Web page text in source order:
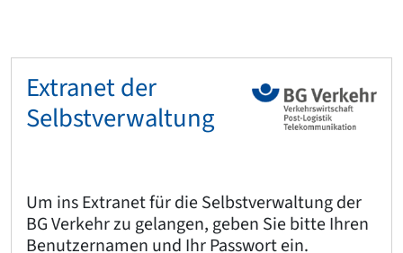
Extranet der
Selbstverwaltung
Um ins Extranet für die Selbstverwaltung der
BG Verkehr zu gelangen, geben Sie bitte Ihren
Benutzernamen und Ihr Passwort ein.